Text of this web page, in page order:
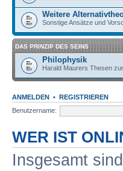
Weitere
Sonstige Ansätze und
DAS PRINZIP DES SEINS
Philophysik
Harald Maurers Thesen
ANMELDEN • REGISTRIEREN
Benutzername:
WER IST
Insgesamt sind